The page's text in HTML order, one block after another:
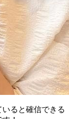
ると確信できる